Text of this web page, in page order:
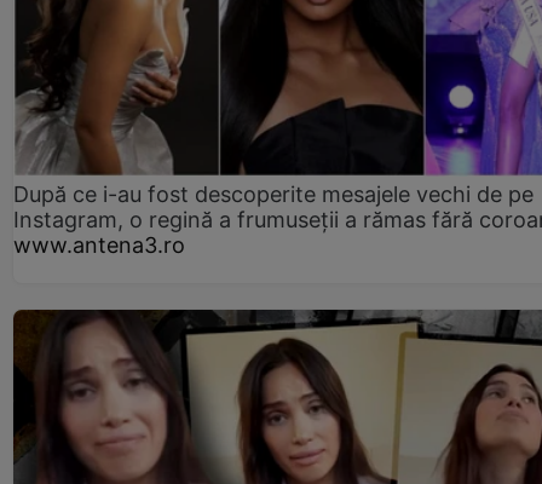
După ce i-au fost descoperite mesajele vechi de pe
Instagram, o regină a frumuseții a rămas fără
www.antena3.ro